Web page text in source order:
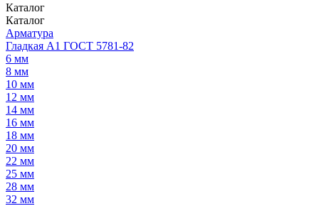
Каталог
Каталог
Арматура
Гладкая А1 ГОСТ 5781-82
6 мм
8 мм
10 мм
12 мм
14 мм
16 мм
18 мм
20 мм
22 мм
25 мм
28 мм
32 мм